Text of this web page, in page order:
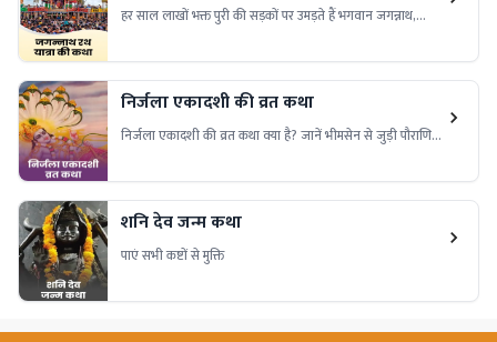
हर साल लाखों भक्त पुरी की सड़कों पर उमड़ते हैं भगवान जगन्नाथ,
क्या है इस दिव्य यात्रा का रहस्य।
निर्जला एकादशी की व्रत कथा
निर्जला एकादशी की व्रत कथा क्या है? जानें भीमसेन से जुड़ी पौराणिक
एकादशी व्रत की संपूर्ण कथा विस्तार से।
शनि देव जन्म कथा
पाएं सभी कष्टों से मुक्ति